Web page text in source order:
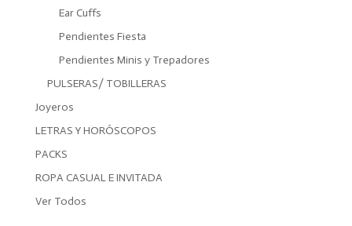
Ear Cuffs
Pendientes Fiesta
Pendientes Minis y Trepadores
PULSERAS/ TOBILLERAS
Joyeros
LETRAS Y HORÓSCOPOS
PACKS
ROPA CASUAL E INVITADA
Ver Todos